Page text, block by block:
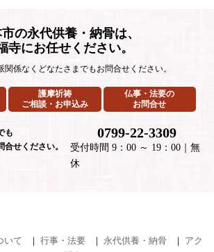
の永代供養・納骨は、
寺にお任せください。
係なくどなたさまでもお問合せください。
護摩祈祷
ご相談・お申込み
仏事・法要の
お問合せ
も
合せください。
0799-22-3309
受付時間 9：00 ～ 19：00｜無
休
いて ｜ 行事・法要 ｜ 永代供養・納骨 ｜ アク